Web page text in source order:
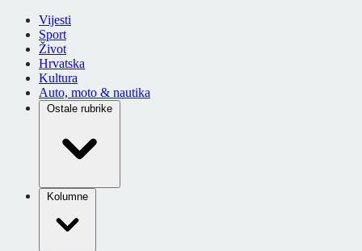
Vijesti
Sport
Život
Hrvatska
Kultura
Auto, moto & nautika
Ostale rubrike
Kolumne